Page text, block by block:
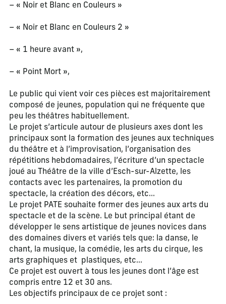
– « Noir et Blanc en Couleurs »
– « Noir et Blanc en Couleurs 2 »
– « 1 heure avant »,
– « Point Mort »,
Le public qui vient voir ces pièces est majoritairement
composé de jeunes, population qui ne fréquente que
peu les théâtres habituellement.
Le projet s’articule autour de plusieurs axes dont les
principaux sont la formation des jeunes aux techniques
du théâtre et à l’improvisation, l’organisation des
répétitions hebdomadaires, l’écriture d’un spectacle
joué au Théâtre de la ville d’Esch-sur-Alzette, les
contacts avec les partenaires, la promotion du
spectacle, la création des décors, etc…
Le projet PATE souhaite former des jeunes aux arts du
spectacle et de la scène. Le but principal étant de
développer le sens artistique de jeunes novices dans
des domaines divers et variés tels que: la danse, le
chant, la musique, la comédie, les arts du cirque, les
arts graphiques et plastiques, etc…
Ce projet est ouvert à tous les jeunes dont l’âge est
compris entre 12 et 30 ans.
Les objectifs principaux de ce projet sont :